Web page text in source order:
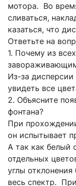
мотора. Во
сливаться,
казаться, что
Ответьте на
1. Почему из
Из-за
увидеть все
2. Объясните
фонтана?
При
он испытывает
А так как белый
отдельных
углы
весь спектр.